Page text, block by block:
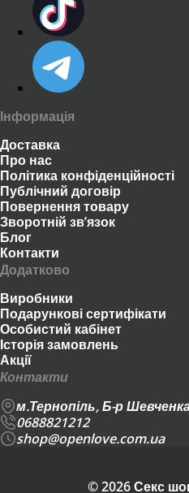
Інформація
Доставка
Про нас
Політика конфіденційності
Публічний договір
Повернення товару
Зворотній зв’язок
Блог
Контакти
Додатково
Виробники
Подарункові сертифікати
Особистий кабінет
Історія замовлень
Акції
Контакти
м.Тернопіль, Б-р
0688821212
shop@openlove.com.ua
© 2026 Секс